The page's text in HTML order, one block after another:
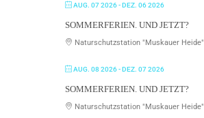
AUG. 07 2026- DEZ. 06 2026
SOMMERFERIEN. UND JETZT?
Naturschutzstation "Muskauer Heide"
AUG. 08 2026- DEZ. 07 2026
SOMMERFERIEN. UND JETZT?
Naturschutzstation "Muskauer Heide"